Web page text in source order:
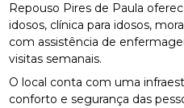
Repouso Pires de Paula
idosos, clínica para idosos,
com assistência de
visitas semanais.
O local conta com uma
conforto e segurança das